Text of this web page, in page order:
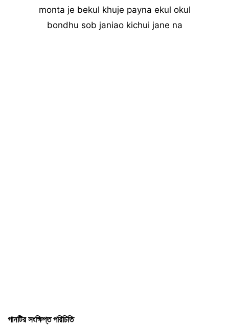
monta je bekul khuje payna ekul okul
bondhu sob janiao kichui jane na
গানটির সংক্ষিপ্ত পরিচিতি